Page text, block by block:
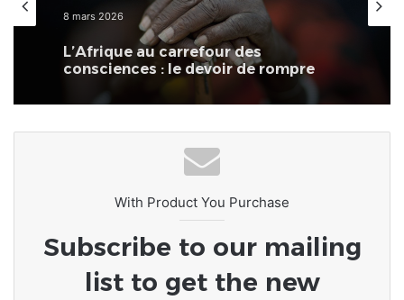
8 mars 2026
L’Afrique au carrefour des
consciences : le devoir de rompre
avec la culture du naufrage
With Product You Purchase
Subscribe to our mailing
list to get the new